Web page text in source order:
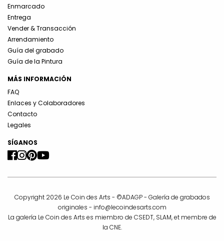
Enmarcado
Entrega
Vender & Transacción
Arrendamiento
Guía del grabado
Guía de la Pintura
MÁS INFORMACIÓN
FAQ
Enlaces y Colaboradores
Contacto
Legales
SÍGANOS
Copyright 2026 Le Coin des Arts - ©ADAGP - Galería de grabados
originales - info@lecoindesarts.com
La galería Le Coin des Arts es miembro de CSEDT, SLAM, et membre de
la CNE.